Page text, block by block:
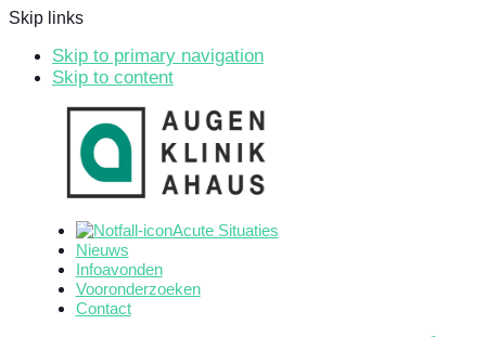
Skip links
Skip to primary navigation
Skip to content
Acute Situaties
Nieuws
Infoavonden
Vooronderzoeken
Contact